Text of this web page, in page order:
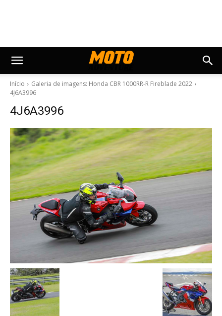
Início
Galeria de imagens: Honda CBR 1000RR-R Fireblade 2022
4J6A3996
4J6A3996